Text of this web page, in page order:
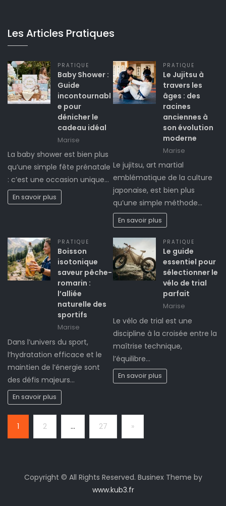
Les Articles Pratiques
PRATIQUE
Baby Shower :
Guide
incontournabl
e pour
dénicher le
cadeau idéal
Marise
La baby shower est bien plus
qu’une simple fête prénatale
: c’est une occasion unique…
En savoir plus
PRATIQUE
Le Jujitsu à
travers les
âges : des
racines
anciennes à
son évolution
moderne
Marise
Le jujitsu, art martial
emblématique de la culture
japonaise, est bien plus
qu’une simple méthode…
En savoir plus
PRATIQUE
Boisson
isotonique
saveur pêche-
romarin :
l’alliée
naturelle des
sportifs
Marise
Dans l’univers du sport,
l’hydratation efficace et le
maintien de l’énergie sont
des défis majeurs…
En savoir plus
PRATIQUE
Le guide
essentiel pour
sélectionner le
vélo de trial
parfait
Marise
Le vélo de trial est une
discipline à la croisée entre la
maîtrise technique,
l’équilibre…
En savoir plus
1 2 … 27 Next
»
Copyright © All Rights Reserved. Businex Theme by
www.kub3.fr